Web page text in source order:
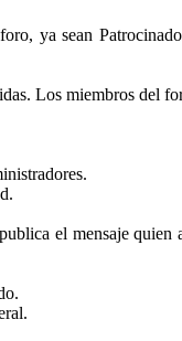
ya sean
Los miembros del
el mensaje quien